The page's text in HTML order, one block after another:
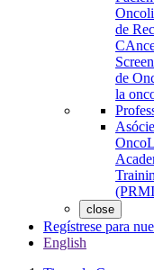
de
de
la
close
Regístrese para
English